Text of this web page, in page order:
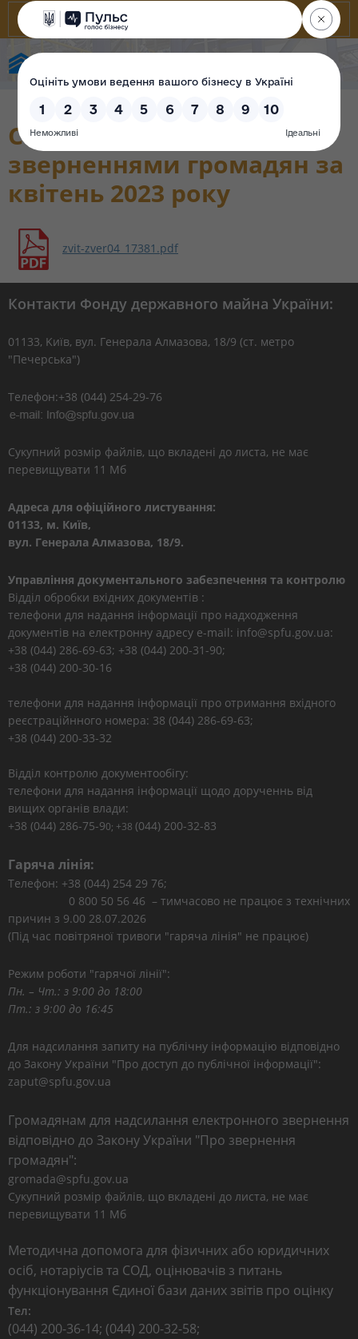
Стан роботи із
зверненнями громадян за
квітень 2023 року
zvit-zver04_17381.pdf
Контакти Фонду державного майна України:
01133, Kиїв, вул. Генерала Алмазова, 18/9 (ст. метро
"Печерська")
Телефон:+38 (044) 254-29-76
Сукупний розмір файлів, що вкладені до листа, не має
перевищувати 11 Мб
Адреса для офіційного листування:
01133, м. Київ,
вул. Генерала Алмазова, 18/9.
Управління документального забезпечення та контролю
Відділ обробки вхідних документів :
телефони для надання інформації про надходження
документів на електронну адресу e-mail: info@spfu.gov.ua:
+38 (044) 286-69-63; +38 (044) 200-31-90;
+38 (044) 200-30-16
телефони для надання інформації про отримання вхідного
реєстраційнного номера: 38 (044) 286-69-63;
+38 (044) 200-33-32
Відділ контролю документообігу:
телефони для надання інформації щодо дорученнь від
вищих органів влади:
+38 (044) 286-75-90; +38 (044) 200-32-83
Гаряча лінія:
Телефон: +38 (044) 254 29 76;
0 800 50 56 46 – тимчасово не працює з технічних
причин з 9.00 28.07.2026
(Під час повітряної тривоги "гаряча лінія" не працює)
Режим роботи "гарячої лінії":
Пн. – Чт.: з 9:00 до 18:00
Пт.: з 9:00 до 16:45
Для надсилання запиту на публічну інформацію відповідно
до Закону України "Про доступ до публічної інформації":
zaput@spfu.gov.ua
Громадянам для надсилання електронного звернення
відповідно до Закону України "Про звернення
громадян":
gromada@spfu.gov.ua
Сукупний розмір файлів, що вкладені до листа, не має
перевищувати 11 Мб
Методична допомога для фізичних або юридичних
осіб, нотаріусів та СОД, оцінювачів з питань
функціонування Єдиної бази даних звітів про оцінку
Тел:
(044) 200-36-14; (044) 200-32-58;